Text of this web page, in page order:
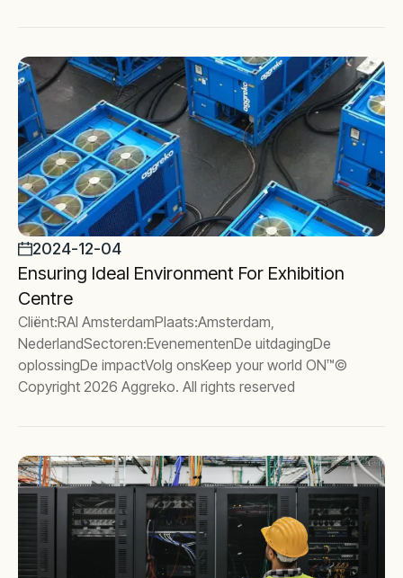
2024-12-04
Ensuring Ideal Environment For Exhibition
Centre
Cliënt:RAI AmsterdamPlaats:Amsterdam,
NederlandSectoren:EvenementenDe uitdagingDe
oplossingDe impactVolg onsKeep your world ON™©
Copyright 2026 Aggreko. All rights reserved